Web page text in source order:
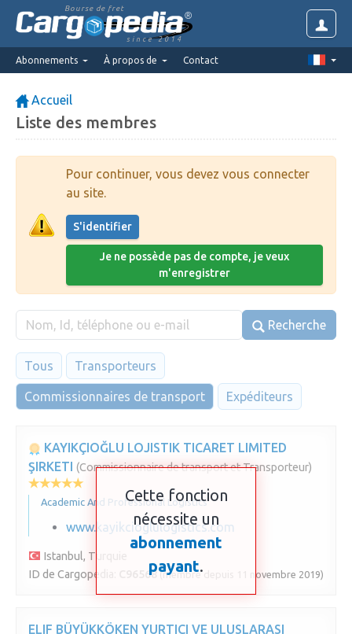
Bourse de fret
since 2014
Abonnements À propos de Contact
Accueil
Liste des membres
Pour continuer, vous devez vous connecter
au site.
S'identifier
Je ne possède pas de compte, je veux
m'enregistrer
Recherche
Tous Transporteurs
Commissionnaires de transport Expéditeurs
KAYIKÇIOĞLU LOJISTIK TICARET LIMITED
ŞIRKETI (Commissionnaire de transport et Transporteur)
Academic And Professional Logistics
www.kayikcioglulogistics.com
Istanbul, Turquie
ID de Cargopedia:
C96568 (membre depuis 11 novembre 2019)
ELIF BÜYÜKKÖKEN YURTIÇI VE ULUSLARASI
Cette fonction
nécessite un
abonnement
payant.